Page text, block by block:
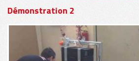
Démonstration 2